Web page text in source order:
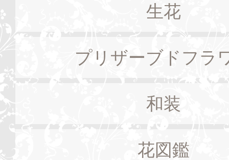
生花
プリザーブドフラ
和装
花図鑑